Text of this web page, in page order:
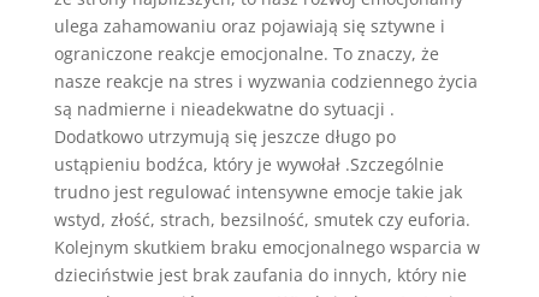
ulega zahamowaniu oraz pojawiają się sztywne i
ograniczone reakcje emocjonalne. To znaczy, że
nasze reakcje na stres i wyzwania codziennego życia
są nadmierne i nieadekwatne do sytuacji .
Dodatkowo utrzymują się jeszcze długo po
ustąpieniu bodźca, który je wywołał .Szczególnie
trudno jest regulować intensywne emocje takie jak
wstyd, złość, strach, bezsilność, smutek czy euforia.
Kolejnym skutkiem braku emocjonalnego wsparcia w
dzieciństwie jest brak zaufania do innych, który nie